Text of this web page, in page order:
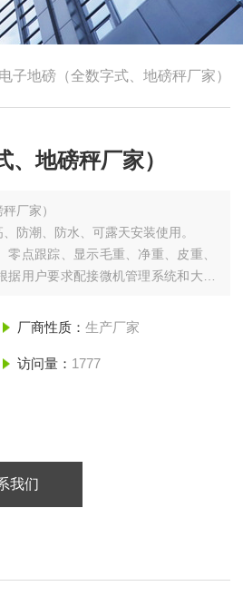
子地磅（全数字式、地磅秤厂家）
地磅秤厂家）
厂家）
防潮、防水、可露天安装使用。
点跟踪、显示毛重、净重、皮重、
用户要求配接微机管理系统和大屏
厂商性质： 生产厂家
访问量： 1777
我们